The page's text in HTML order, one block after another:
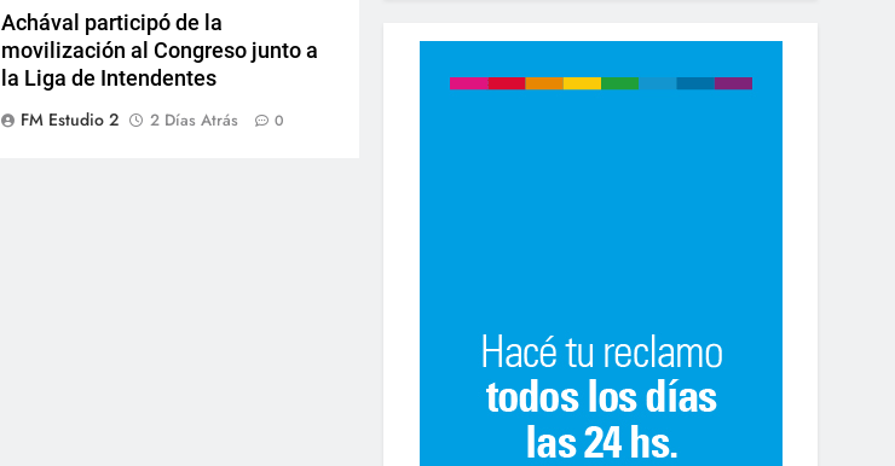
Achával participó de la
movilización al Congreso junto a
la Liga de Intendentes
FM Estudio 2
2 Días Atrás 0